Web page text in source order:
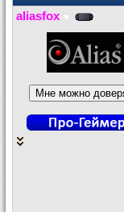
aliasfox